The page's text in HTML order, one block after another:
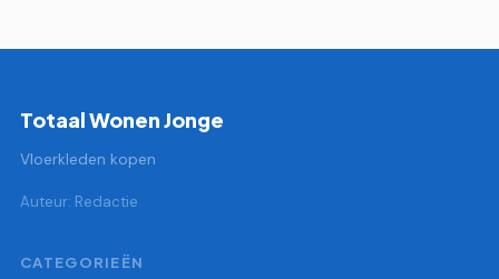
Totaal Wonen Jonge
Vloerkleden kopen
Auteur: Redactie
CATEGORIEËN